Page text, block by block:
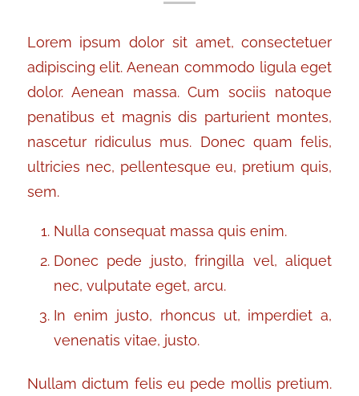
Lorem ipsum dolor sit amet, consectetuer
adipiscing elit. Aenean commodo ligula eget
dolor. Aenean massa. Cum sociis natoque
penatibus et magnis dis parturient montes,
nascetur ridiculus mus. Donec quam felis,
ultricies nec, pellentesque eu, pretium quis,
sem.
Nulla consequat massa quis enim.
Donec pede justo, fringilla vel, aliquet
nec, vulputate eget, arcu.
In enim justo, rhoncus ut, imperdiet a,
venenatis vitae, justo.
Nullam dictum felis eu pede mollis pretium.